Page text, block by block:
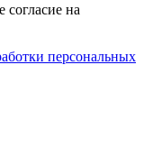
на
персональных